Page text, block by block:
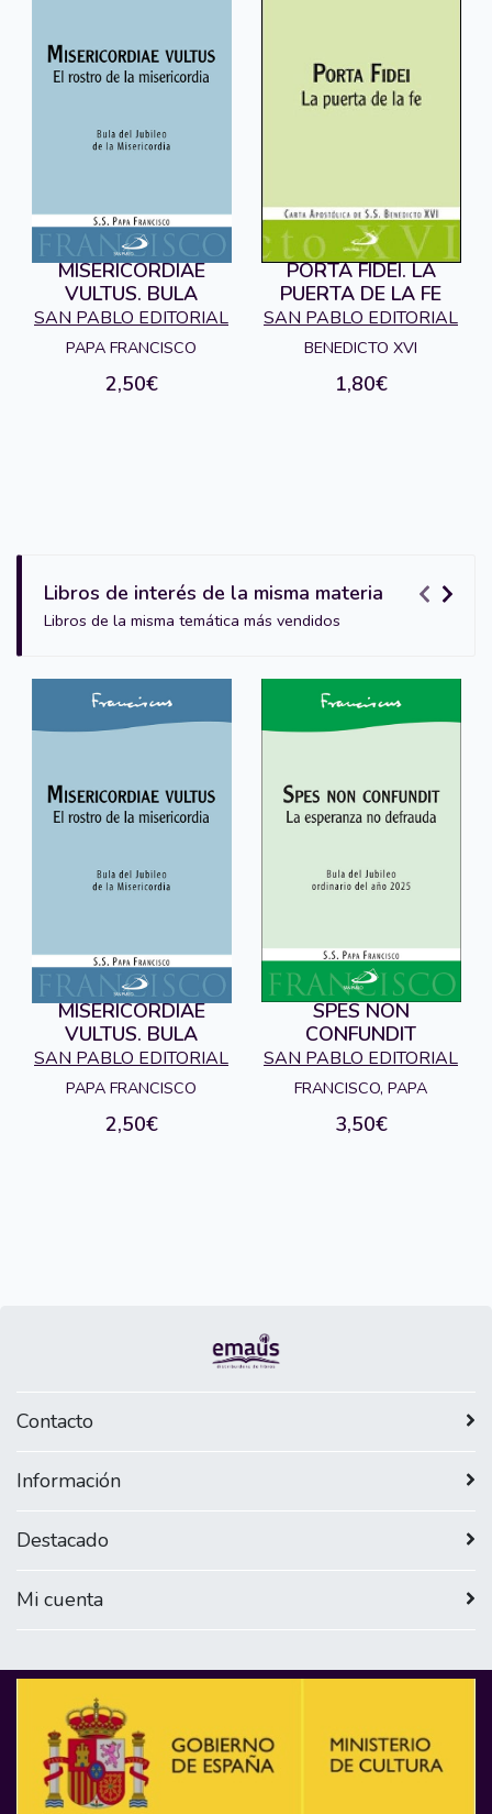
MISERICORDIAE
VULTUS. BULA
SAN PABLO EDITORIAL
PAPA FRANCISCO
2,50€
PORTA FIDEI. LA
PUERTA DE LA FE
SAN PABLO EDITORIAL
BENEDICTO XVI
1,80€
Libros de interés de la misma materia
Libros de la misma temática más vendidos
MISERICORDIAE
VULTUS. BULA
SAN PABLO EDITORIAL
PAPA FRANCISCO
2,50€
SPES NON
CONFUNDIT
SAN PABLO EDITORIAL
FRANCISCO, PAPA
3,50€
Contacto
Información
Destacado
Mi cuenta